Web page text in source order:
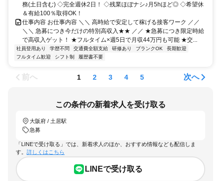
務(土日含む) ◇完全週休2日！ ◇残業ほぼナシ♪月5hほど◎ ◇希望休
＆有給100％取得OK！
仕事内容 お仕事内容 ＼＼ 高時給で安定して稼げる接客ワーク ／／
＼＼ 急募につき今だけの特別高収入★★ ／／ ★急募につき限定時給
で高収入ゲット！ ★フルタイム×週5日で月収44万円も可能 ★交...
社員登用あり 学歴不問 交通費全額支給 研修あり ブランクOK
長期歓迎
フルタイム歓迎
シフト制 履歴書不要
前へ 1 2 3 4 5 次へ
この条件の新着求人を受け取る
大阪府 / 土居駅
急募
「LINEで受け取る」では、新着求人のほか、おすすめ情報なども配信しま
す。 詳しくはこちら
LINEで受け取る